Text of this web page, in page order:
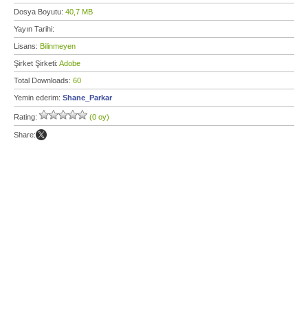
Dosya Boyutu: 40,7 MB
Yayın Tarihi:
Lisans: Bilinmeyen
Şirket Şirketi: Adobe
Total Downloads: 60
Yemin ederim: Shane_Parkar
Rating: (0 oy)
Share: